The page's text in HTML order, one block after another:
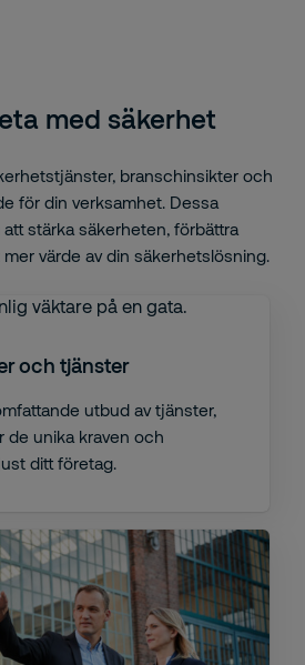
med säkerhet
branschinsikter och
för din verksamhet. Dessa
stärka säkerheten, förbättra
värde av din säkerhetslösning.
och tjänster
utbud av tjänster,
de unika kraven och
ditt företag.